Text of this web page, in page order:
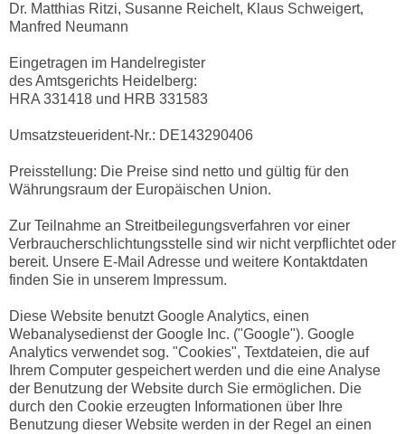
Dr. Matthias Ritzi, Susanne Reichelt, Klaus Schweigert,
Manfred Neumann
Eingetragen im Handelregister
des Amtsgerichts Heidelberg:
HRA 331418 und HRB 331583
Umsatzsteuerident-Nr.: DE143290406
Preisstellung: Die Preise sind netto und gültig für den
Währungsraum der Europäischen Union.
Zur Teilnahme an Streitbeilegungsverfahren vor einer
Verbraucherschlichtungsstelle sind wir nicht verpflichtet oder
bereit. Unsere E-Mail Adresse und weitere Kontaktdaten
finden Sie in unserem Impressum.
Diese Website benutzt Google Analytics, einen
Webanalysedienst der Google Inc. ("Google"). Google
Analytics verwendet sog. "Cookies", Textdateien, die auf
Ihrem Computer gespeichert werden und die eine Analyse
der Benutzung der Website durch Sie ermöglichen. Die
durch den Cookie erzeugten Informationen über Ihre
Benutzung dieser Website werden in der Regel an einen